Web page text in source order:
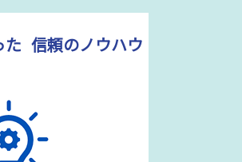
た 信頼のノウハウ